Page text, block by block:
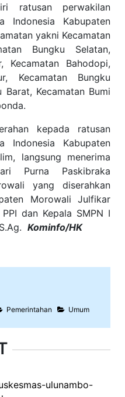
ratusan perwakilan
Indonesia Kabupaten
yakni Kecamatan
Bungku Selatan,
Kecamatan Bahodopi,
Kecamatan Bungku
Barat, Kecamatan Bumi
kepada ratusan
Indonesia Kabupaten
langsung menerima
Purna Paskibraka
yang diserahkan
Morowali Julfikar
dan Kepala SMPN I
Kominfo/HK
Pemerintahan Umum